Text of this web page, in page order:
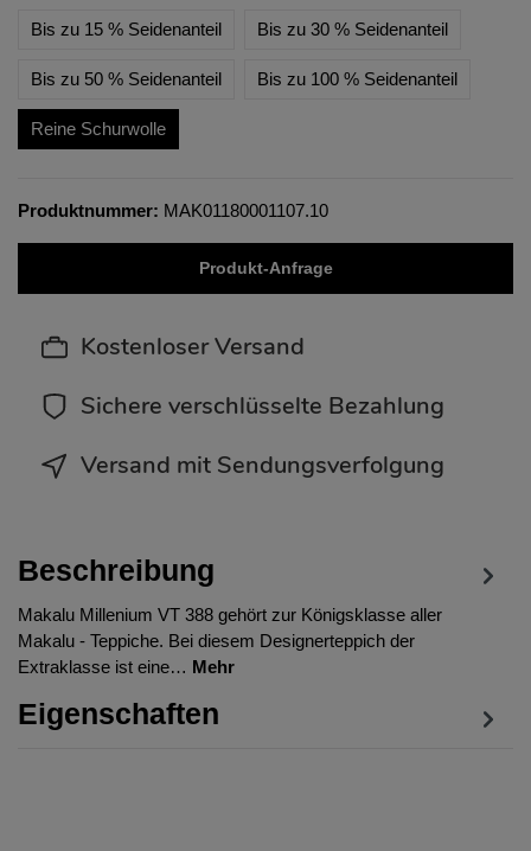
Bis zu 15 % Seidenanteil Bis zu 30 % Seidenanteil
Bis zu 50 % Seidenanteil Bis zu 100 % Seidenanteil
Reine Schurwolle
Produktnummer: MAK01180001107.10
Produkt-Anfrage
Kostenloser Versand
Sichere verschlüsselte Bezahlung
Versand mit Sendungsverfolgung
Beschreibung
Makalu Millenium VT 388 gehört zur Königsklasse aller
Makalu - Teppiche. Bei diesem Designerteppich der
Extraklasse ist eine… Mehr
Eigenschaften